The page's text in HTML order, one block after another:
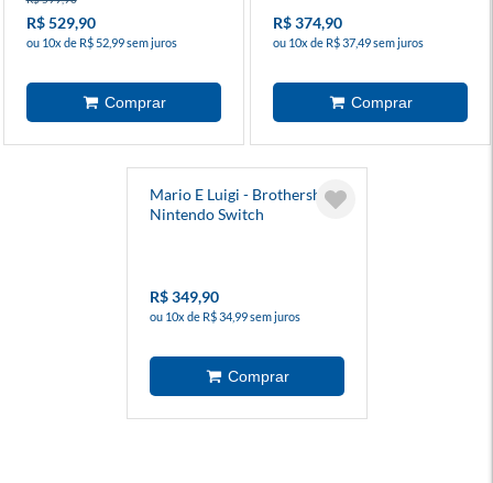
R$ 529,90
ou 10x de R$ 52,99 sem juros
R$ 374,90
ou 10x de R$ 37,49 sem juros
Mario E Luigi - Brothership -
Nintendo Switch
R$ 349,90
ou 10x de R$ 34,99 sem juros